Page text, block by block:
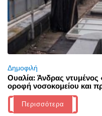
Δημοφιλή
Ουαλία: Άνδρας
οροφή νοσοκομείου και
Περισσότερα